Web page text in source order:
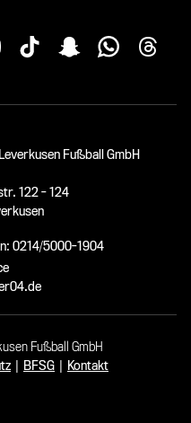
Fußball GmbH
122 - 124
0214/5000-1904
Fußball GmbH
BFSG Kontakt